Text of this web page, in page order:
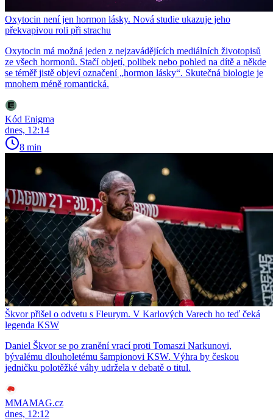
Oxytocin není jen hormon lásky. Nová studie ukazuje jeho
překvapivou roli při strachu
Oxytocin má možná jeden z nejzavádějících mediálních životopisů
ze všech hormonů. Stačí objetí, polibek nebo pohled na dítě a někde
se téměř jistě objeví označení „hormon lásky“. Skutečná biologie je
mnohem méně romantická.
Kód Enigma
dnes, 12:14
8 min
Škvor přišel o odvetu s Fleurym. V Karlových Varech ho teď čeká
legenda KSW
Daniel Škvor se po zranění vrací proti Tomaszi Narkunovi,
bývalému dlouholetému šampionovi KSW. Výhra by českou
jedničku polotěžké váhy udržela v debatě o titul.
MMAMAG.cz
dnes, 12:12